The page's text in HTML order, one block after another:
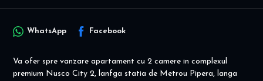
WhatsApp Facebook
Va ofer spre vanzare apartament cu 2 camere in complexul
premium Nusco City 2, lanfga statia de Metrou Pipera, langa